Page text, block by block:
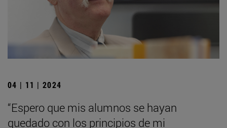
04 | 11 | 2024
“Espero que mis alumnos se hayan
quedado con los principios de mi